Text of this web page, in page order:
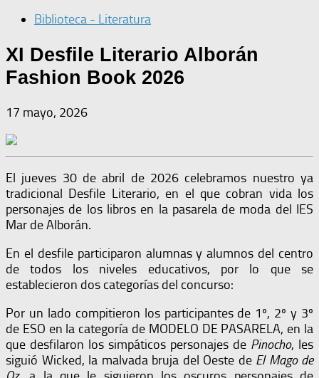
Biblioteca - Literatura
XI Desfile Literario Alborán
Fashion Book 2026
17 mayo, 2026
El jueves 30 de abril de 2026 celebramos nuestro ya
tradicional Desfile Literario, en el que cobran vida los
personajes de los libros en la pasarela de moda del IES
Mar de Alborán.
En el desfile participaron alumnas y alumnos del centro
de todos los niveles educativos, por lo que se
establecieron dos categorías del concurso:
Por un lado compitieron los participantes de 1º, 2º y 3º
de ESO en la categoría de MODELO DE PASARELA, en la
que desfilaron los simpáticos personajes de Pinocho, les
siguió Wicked, la malvada bruja del Oeste de El Mago de